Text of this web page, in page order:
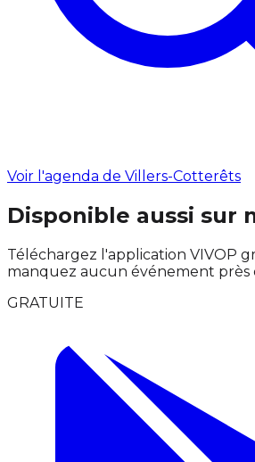
Voir l'agenda de Villers-Cotterêts
Disponible aussi sur
Téléchargez l'application VIVOP
manquez aucun événement près
GRATUITE